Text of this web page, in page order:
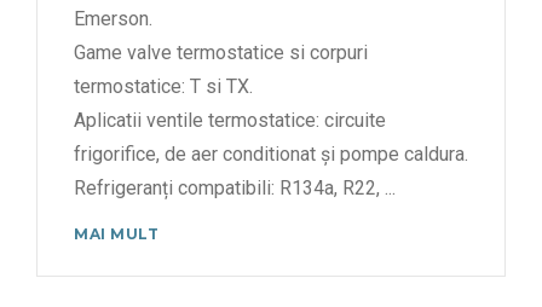
Emerson.
Game valve termostatice si corpuri
termostatice: T si TX.
Aplicatii ventile termostatice: circuite
frigorifice, de aer conditionat și pompe caldura.
Refrigeranți compatibili: R134a, R22,
MAI MULT